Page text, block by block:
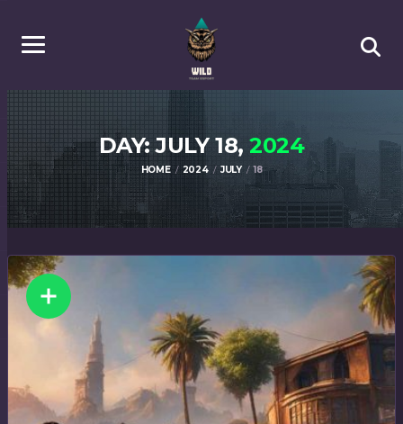
DAY: JULY 18,2024
HOME 2024 JULY 18